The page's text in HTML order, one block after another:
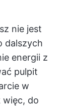
nie jest
dalszych
energii z
pulpit
w
więc, do